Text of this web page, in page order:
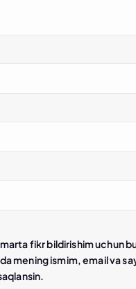
fikr bildirishim uchun
mening ismim, email va